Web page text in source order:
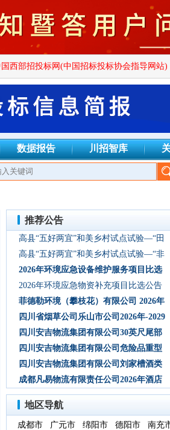
西部招投标网(中国招标投标协会指导网站)
数据报告 川招智库
万安建设项目管理有限公司、四川
推荐公告
高县“五好两宜”和美乡村试点试验—“田
园逸趣•农耕研学”农文旅融合新场景项
目初步设计服务结果公告
高县“五好两宜”和美乡村试点试验—“非
遗传承·研学体验”文化产业园建设项目
初步设计服务结果公告
2026年环境应急设备维护服务项目比选
公告
2026年环境应急物资补充项目比选公告
菲德勒环境（攀枝花）有限公司 2026年
第三季度第二次碳酸钠 招标公告（第二
次）
四川省烟草公司乐山市公司2026年-2029
年乐山物流中心卷烟装卸分拣服务中标
候选人公示
四川安吉物流集团有限公司30英尺尾部
自卸式集装箱采购项目成交候选人公示
四川安吉物流集团有限公司危险品重型
罐式半挂车项目成交候选人公示
四川安吉物流集团有限公司刘家槽酒类
绿色智慧物流园职业病危害预评价服务
（二次）成交候选人公示
成都凡易物流有限责任公司2026年酒店
空调采购及安装项目（第三次）评审结
果公示
地区导航
成都市 广元市 绵阳市 德阳市 南充